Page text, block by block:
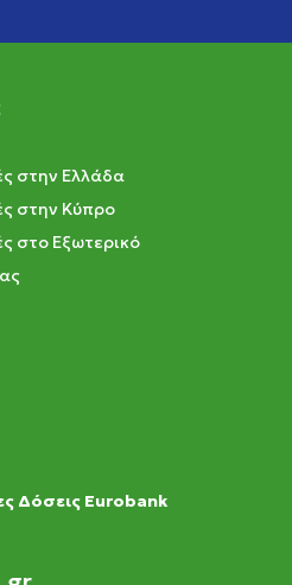
στην Ελλάδα
στην Κύπρο
στο Εξωτερικό
Δόσεις Eurobank